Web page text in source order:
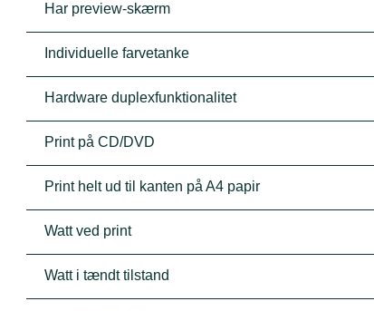
Har preview-skærm
Individuelle farvetanke
Hardware duplexfunktionalitet
Print på CD/DVD
Print helt ud til kanten på A4 papir
Watt ved print
Watt i tændt tilstand